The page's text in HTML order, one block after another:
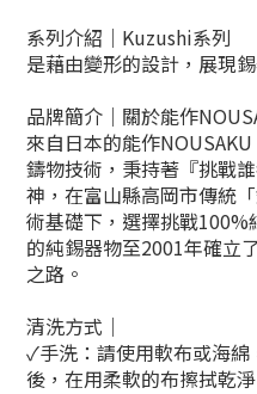
系列介紹｜ Kuzushi系列
是藉由變形的設計，展現
品牌簡介｜關於能作
來自日本的能作
鑄物技術，秉持著『挑戰
神，在富山縣高岡市傳統
術基礎下，選擇挑戰
的純錫器物至2001年確立
之路。
清洗方式｜
✓手洗：請使用軟布或海
後，在用柔軟的布擦拭乾淨